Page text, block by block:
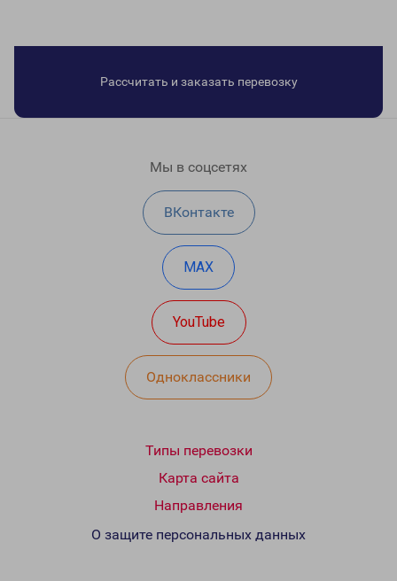
Рассчитать и заказать перевозку
Мы в соцсетях
ВКонтакте
MAX
YouTube
Одноклассники
Типы перевозки
Карта сайта
Направления
О защите персональных данных